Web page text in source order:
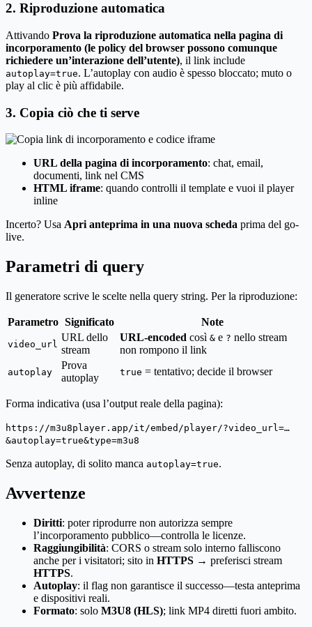
2. Riproduzione automatica
Attivando Prova la riproduzione automatica nella pagina di
incorporamento (le policy del browser possono comunque
richiedere un’interazione dell’utente), il link include
autoplay=true. L’autoplay con audio è spesso bloccato; muto o
play al clic è più affidabile.
3. Copia ciò che ti serve
URL della pagina di incorporamento: chat, email,
documenti, link nel CMS
HTML iframe: quando controlli il template e vuoi il player
inline
Incerto? Usa Apri anteprima in una nuova scheda prima del go-
live.
Parametri di query
Il generatore scrive le scelte nella query string. Per la riproduzione:
Parametro Significato Note
video_url
URL dello
stream
URL-encoded così & e ? nello stream
non rompono il link
autoplay
Prova
autoplay
true = tentativo; decide il browser
Forma indicativa (usa l’output reale della pagina):
https://m3u8player.app/it/embed/player/?video_url=…
&autoplay=true&type=m3u8
Senza autoplay, di solito manca autoplay=true.
Avvertenze
Diritti: poter riprodurre non autorizza sempre
l’incorporamento pubblico—controlla le licenze.
Raggiungibilità: CORS o stream solo interno falliscono
anche per i visitatori; sito in HTTPS → preferisci stream
HTTPS.
Autoplay: il flag non garantisce il successo—testa anteprima
e dispositivi reali.
Formato: solo M3U8 (HLS); link MP4 diretti fuori ambito.